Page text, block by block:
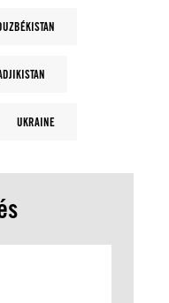
UKRAINE